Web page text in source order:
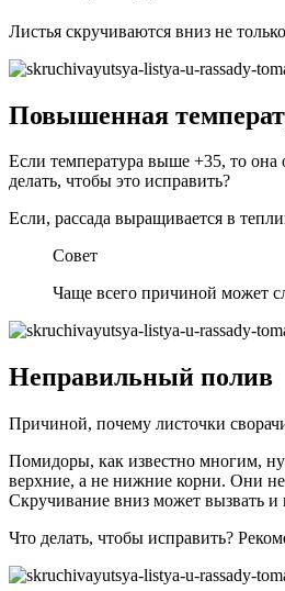
Листья скручиваются вниз не
Повышенная
Если температура выше +35, то она
делать, чтобы это исправить?
Если, рассада выращивается в
Совет
Чаще всего причиной может
Неправильный полив
Причиной, почему листочки
Помидоры, как известно многим,
верхние, а не нижние корни. Они не
Скручивание вниз может вызвать и
Что делать, чтобы исправить?